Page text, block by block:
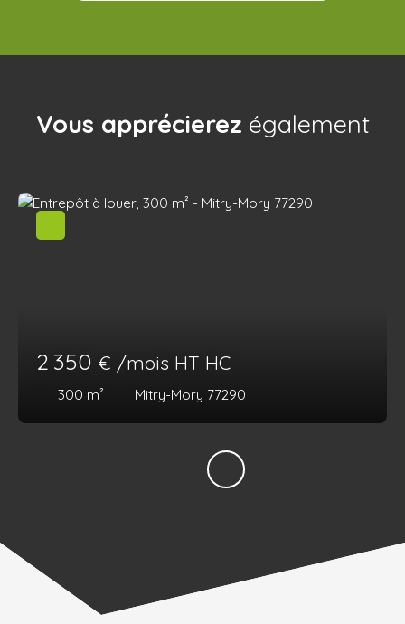
Vous apprécierez également
2 350 € /mois HT HC
300 m² Mitry-Mory 77290